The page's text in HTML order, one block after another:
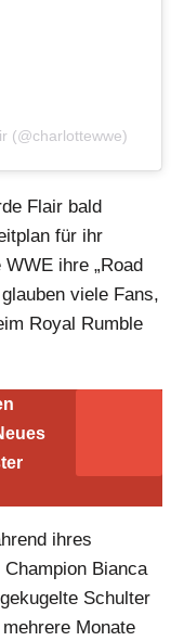
(@charlottewwe)
Flair bald
für ihr
ihre „Road
viele Fans,
Royal Rumble
ihres
Champion Bianca
Schulter
Monate